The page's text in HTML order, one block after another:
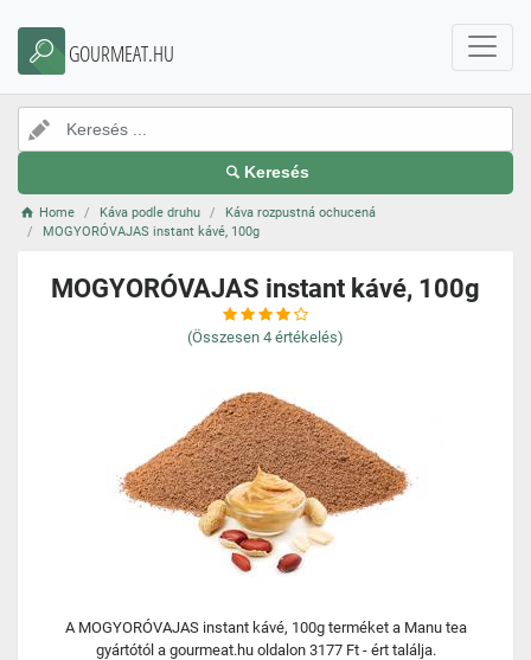
GOURMEAT.HU
Keresés
Home Káva podle druhu
Káva rozpustná ochucená
MOGYORÓVAJAS instant kávé, 100g
MOGYORÓVAJAS instant kávé, 100g
(Összesen 4 értékelés)
A MOGYORÓVAJAS instant kávé, 100g terméket a Manu tea
gyártótól a gourmeat.hu oldalon 3177 Ft - ért találja.